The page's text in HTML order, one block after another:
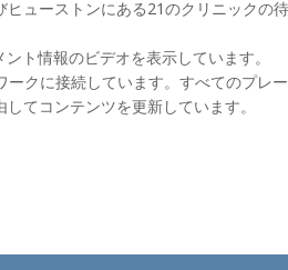
ヒューストンにある21のクリニックの
ト情報のビデオを表示しています。
クに接続しています。すべてのプレ
てコンテンツを更新しています。